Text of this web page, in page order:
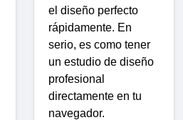
el diseño perfecto
rápidamente. En
serio, es como tener
un estudio de diseño
profesional
directamente en tu
navegador.